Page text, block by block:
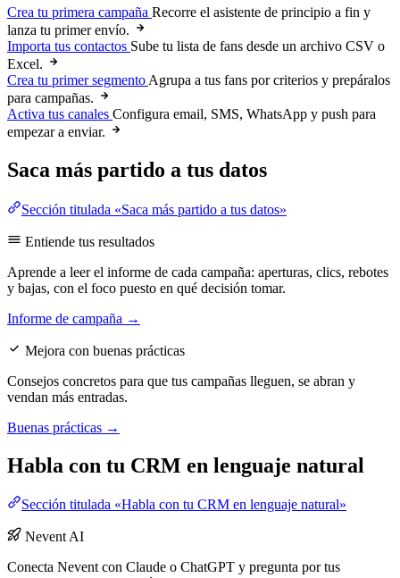
Crea tu primera campaña Recorre el asistente de principio a fin y
lanza tu primer envío.
Importa tus contactos Sube tu lista de fans desde un archivo CSV o
Excel.
Crea tu primer segmento Agrupa a tus fans por criterios y prepáralos
para campañas.
Activa tus canales Configura email, SMS, WhatsApp y push para
empezar a enviar.
Saca más partido a tus datos
Sección titulada «Saca más partido a tus datos»
Entiende tus resultados
Aprende a leer el informe de cada campaña: aperturas, clics, rebotes
y bajas, con el foco puesto en qué decisión tomar.
Informe de campaña →
Mejora con buenas prácticas
Consejos concretos para que tus campañas lleguen, se abran y
vendan más entradas.
Buenas prácticas →
Habla con tu CRM en lenguaje natural
Sección titulada «Habla con tu CRM en lenguaje natural»
Nevent AI
Conecta Nevent con Claude o ChatGPT y pregunta por tus